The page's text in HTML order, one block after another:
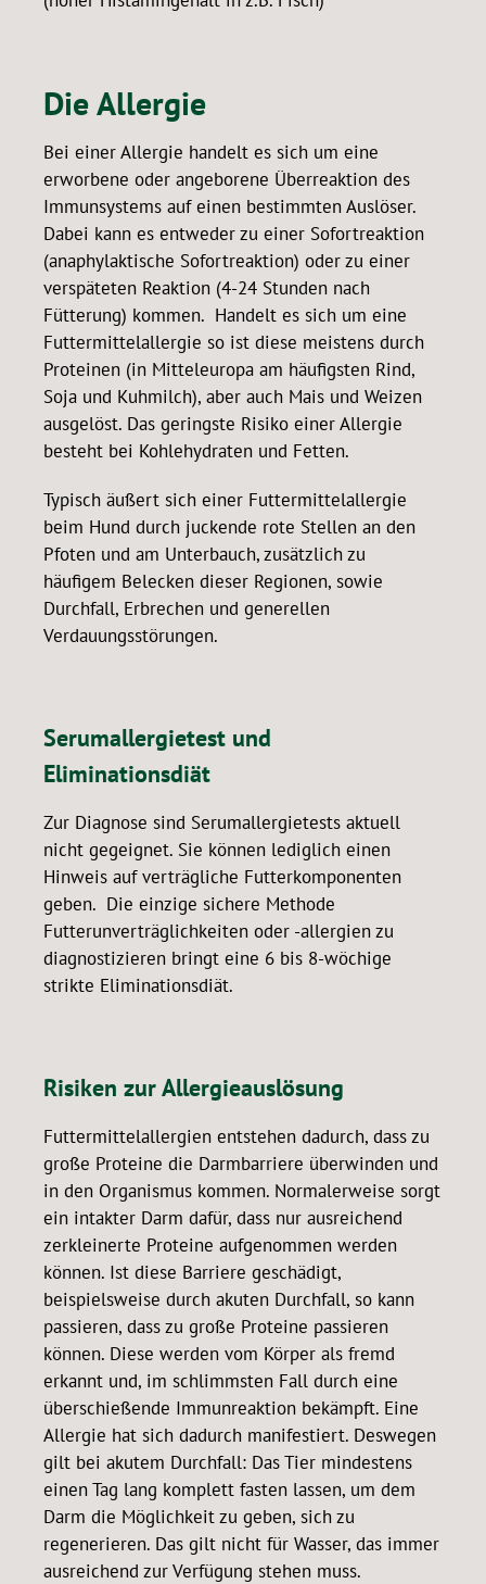
Die Allergie
Bei einer Allergie handelt es sich um eine
erworbene oder angeborene Überreaktion des
Immunsystems auf einen bestimmten Auslöser.
Dabei kann es entweder zu einer Sofortreaktion
(anaphylaktische Sofortreaktion) oder zu einer
verspäteten Reaktion (4-24 Stunden nach
Fütterung) kommen. Handelt es sich um eine
Futtermittelallergie so ist diese meistens durch
Proteinen (in Mitteleuropa am häufigsten Rind,
Soja und Kuhmilch), aber auch Mais und Weizen
ausgelöst. Das geringste Risiko einer Allergie
besteht bei Kohlehydraten und Fetten.
Typisch äußert sich einer Futtermittelallergie
beim Hund durch juckende rote Stellen an den
Pfoten und am Unterbauch, zusätzlich zu
häufigem Belecken dieser Regionen, sowie
Durchfall, Erbrechen und generellen
Verdauungsstörungen.
Serumallergietest und
Eliminationsdiät
Zur Diagnose sind Serumallergietests aktuell
nicht gegeignet. Sie können lediglich einen
Hinweis auf verträgliche Futterkomponenten
geben. Die einzige sichere Methode
Futterunverträglichkeiten oder -allergien zu
diagnostizieren bringt eine 6 bis 8-wöchige
strikte Eliminationsdiät.
Risiken zur Allergieauslösung
Futtermittelallergien entstehen dadurch, dass zu
große Proteine die Darmbarriere überwinden und
in den Organismus kommen. Normalerweise sorgt
ein intakter Darm dafür, dass nur ausreichend
zerkleinerte Proteine aufgenommen werden
können. Ist diese Barriere geschädigt,
beispielsweise durch akuten Durchfall, so kann
passieren, dass zu große Proteine passieren
können. Diese werden vom Körper als fremd
erkannt und, im schlimmsten Fall durch eine
überschießende Immunreaktion bekämpft. Eine
Allergie hat sich dadurch manifestiert. Deswegen
gilt bei akutem Durchfall: Das Tier mindestens
einen Tag lang komplett fasten lassen, um dem
Darm die Möglichkeit zu geben, sich zu
regenerieren. Das gilt nicht für Wasser, das immer
ausreichend zur Verfügung stehen muss.